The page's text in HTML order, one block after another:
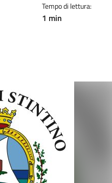
Tempo di lettura:
1 min